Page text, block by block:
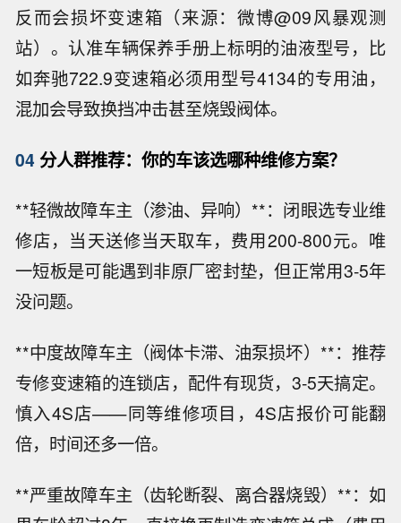
反而会损坏变速箱（来源：微博@09风暴观测
站）。认准车辆保养手册上标明的油液型号，比
如奔驰722.9变速箱必须用型号4134的专用油，
混加会导致换挡冲击甚至烧毁阀体。
04 分人群推荐：你的车该选哪种维修方案？
**轻微故障车主（渗油、异响）**：闭眼选专业维
修店，当天送修当天取车，费用200-800元。唯
一短板是可能遇到非原厂密封垫，但正常用3-5年
没问题。
**中度故障车主（阀体卡滞、油泵损坏）**：推荐
专修变速箱的连锁店，配件有现货，3-5天搞定。
慎入4S店——同等维修项目，4S店报价可能翻
倍，时间还多一倍。
**严重故障车主（齿轮断裂、离合器烧毁）**：如